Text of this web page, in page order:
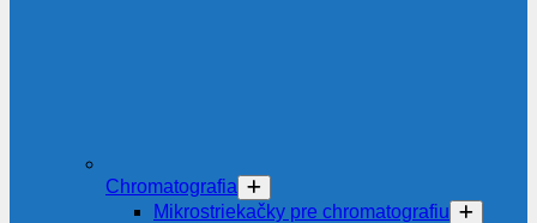
Chromatografia
Mikrostriekačky pre chromatografiu